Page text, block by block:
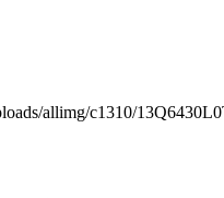
allimg/c1310/